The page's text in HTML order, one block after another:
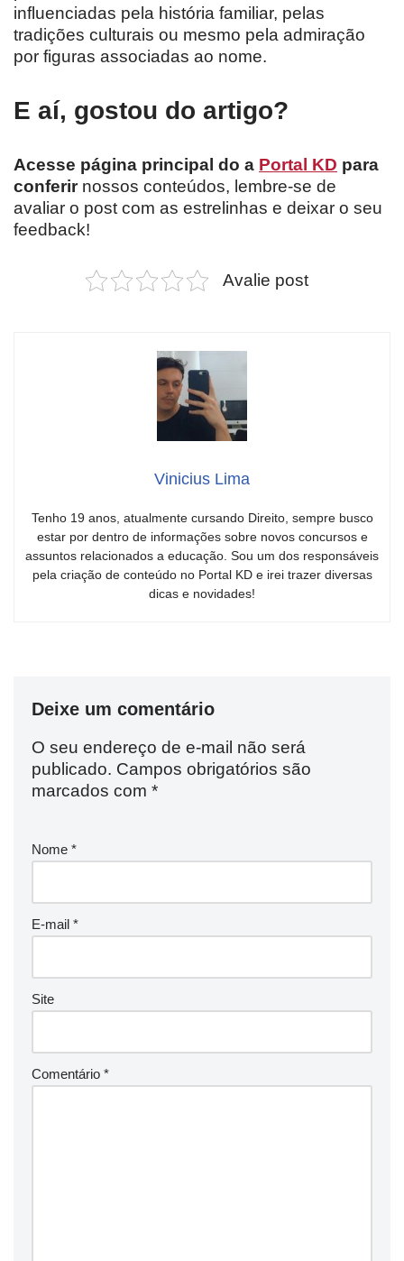
influenciadas pela história familiar, pelas
tradições culturais ou mesmo pela admiração
por figuras associadas ao nome.
E aí, gostou do artigo?
Acesse página principal do a Portal KD para
conferirnossos conteúdos, lembre-se de
avaliar o post com as estrelinhas e deixar o seu
feedback!
Avalie post
Vinicius Lima
Tenho 19 anos, atualmente cursando Direito, sempre busco
estar por dentro de informações sobre novos concursos e
assuntos relacionados a educação. Sou um dos responsáveis
pela criação de conteúdo no Portal KD e irei trazer diversas
dicas e novidades!
Deixe um comentário
O seu endereço de e-mail não será
publicado. Campos obrigatórios são
marcados com *
Nome *
E-mail *
Site
Comentário *